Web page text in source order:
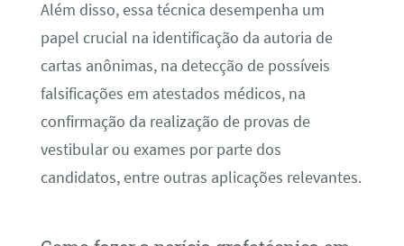
Além disso, essa técnica desempenha um
papel crucial na identificação da autoria de
cartas anônimas, na detecção de possíveis
falsificações em atestados médicos, na
confirmação da realização de provas de
vestibular ou exames por parte dos
candidatos, entre outras aplicações relevantes.